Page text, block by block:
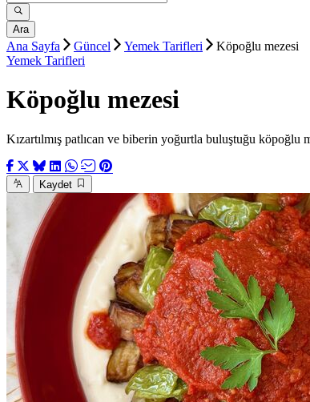
Ara
Ana Sayfa Güncel Yemek Tarifleri
Köpoğlu mezesi
Yemek Tarifleri
Köpoğlu mezesi
Kızartılmış patlıcan ve biberin yoğurtla buluştuğu köpoğlu
Kaydet